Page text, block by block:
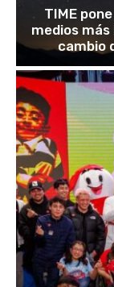
TIME
medios
cambio